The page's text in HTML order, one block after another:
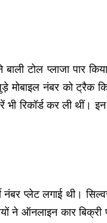
टोल प्लाजा पार
नंबर को ट्रैक
भी रिकॉर्ड कर ली
प्लेट लगाई थी।
ने ऑनलाइन कार